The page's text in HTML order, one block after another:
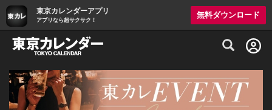
東京カレンダーアプリ
アプリなら超サクサク！
無料ダウンロード
グルメ情報・プレミアムレストラン予約